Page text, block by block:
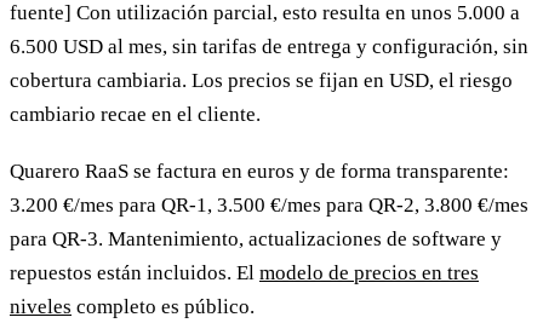
fuente] Con utilización parcial, esto resulta en unos 5.000 a
6.500 USD al mes, sin tarifas de entrega y configuración, sin
cobertura cambiaria. Los precios se fijan en USD, el riesgo
cambiario recae en el cliente.
Quarero RaaS se factura en euros y de forma transparente:
3.200 €/mes para QR-1, 3.500 €/mes para QR-2, 3.800 €/mes
para QR-3. Mantenimiento, actualizaciones de software y
repuestos están incluidos. El modelo de precios en tres
niveles completo es público.